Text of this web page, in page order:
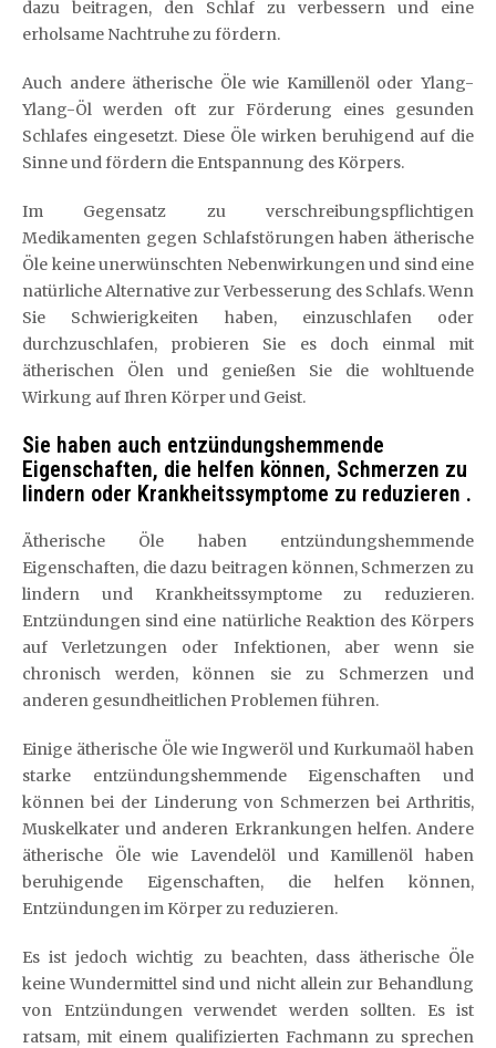
dazu beitragen, den Schlaf zu verbessern und eine
erholsame Nachtruhe zu fördern.
Auch andere ätherische Öle wie Kamillenöl oder Ylang-
Ylang-Öl werden oft zur Förderung eines gesunden
Schlafes eingesetzt. Diese Öle wirken beruhigend auf die
Sinne und fördern die Entspannung des Körpers.
Im Gegensatz zu verschreibungspflichtigen
Medikamenten gegen Schlafstörungen haben ätherische
Öle keine unerwünschten Nebenwirkungen und sind eine
natürliche Alternative zur Verbesserung des Schlafs. Wenn
Sie Schwierigkeiten haben, einzuschlafen oder
durchzuschlafen, probieren Sie es doch einmal mit
ätherischen Ölen und genießen Sie die wohltuende
Wirkung auf Ihren Körper und Geist.
Sie haben auch entzündungshemmende
Eigenschaften, die helfen können, Schmerzen zu
lindern oder Krankheitssymptome zu reduzieren .
Ätherische Öle haben entzündungshemmende
Eigenschaften, die dazu beitragen können, Schmerzen zu
lindern und Krankheitssymptome zu reduzieren.
Entzündungen sind eine natürliche Reaktion des Körpers
auf Verletzungen oder Infektionen, aber wenn sie
chronisch werden, können sie zu Schmerzen und
anderen gesundheitlichen Problemen führen.
Einige ätherische Öle wie Ingweröl und Kurkumaöl haben
starke entzündungshemmende Eigenschaften und
können bei der Linderung von Schmerzen bei Arthritis,
Muskelkater und anderen Erkrankungen helfen. Andere
ätherische Öle wie Lavendelöl und Kamillenöl haben
beruhigende Eigenschaften, die helfen können,
Entzündungen im Körper zu reduzieren.
Es ist jedoch wichtig zu beachten, dass ätherische Öle
keine Wundermittel sind und nicht allein zur Behandlung
von Entzündungen verwendet werden sollten. Es ist
ratsam, mit einem qualifizierten Fachmann zu sprechen